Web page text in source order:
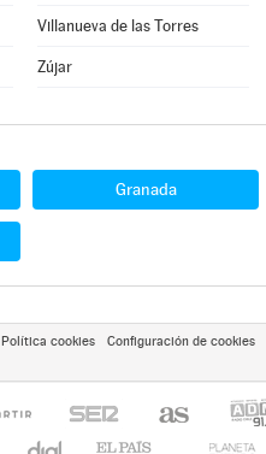
Villanueva de las Torres
Zújar
Granada
Política cookies Configuración de cookies